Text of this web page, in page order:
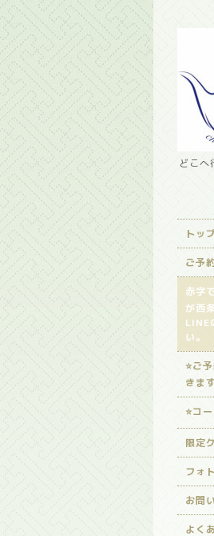
どこ
トッ
ご予
赤字
が西
LINE
い。
⭐️ご
きます
⭐️コ
限定
フォ
お問
よく